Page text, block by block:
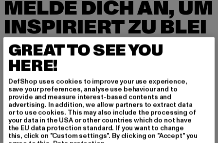
MELDE DICH AN, UM
INSPIRIERT ZU BLEI
BEN!
Melde dich hier für unseren Newsletter an und
erhalte künftig Informationen über aktuelle Tre
nds, Angebote und Gutscheine von DefShop p
er E-Mail!
An welchen Produkten bist du interessiert?
GREAT TO SEE YOU
HERE!
DefShop uses cookies to improve your use experience,
save your preferences, analyse use behaviour and to
provide and measure interest-based contents and
advertising. In addition, we allow partners to extract data
or to use cookies. This may also include the processing of
your data in the USA or other countries which do not have
the EU data protection standard. If you want to change
this, click on "Custom settings". By clicking on "Accept" you